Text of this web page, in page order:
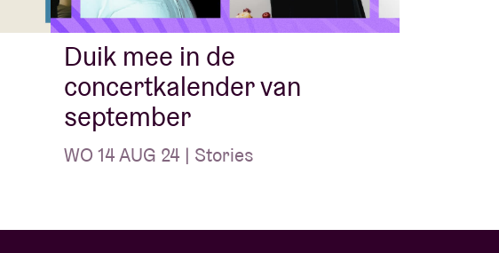
Duik mee in de
concertkalender van
september
WO 14 AUG 24 | Stories